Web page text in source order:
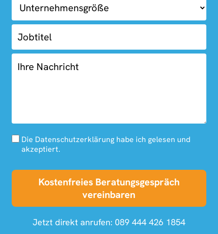
Die Datenschutzerklärung habe ich gelesen und
akzeptiert.
Kostenfreies Beratungsgespräch
vereinbaren
Jetzt direkt anrufen: 089 444 426 1854